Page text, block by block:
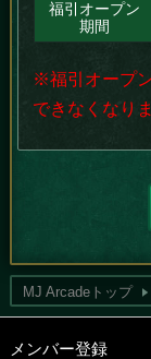
福引オープン
期間
※福引オープ
できなくなり
MJ Arcadeトップ
メンバー登録